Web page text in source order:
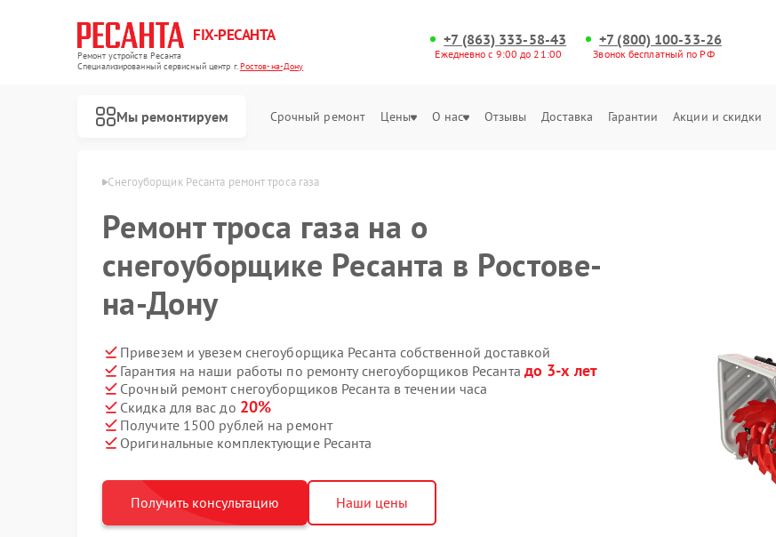
FIX-РЕСАНТА
Ремонт устройств Ресанта
Специализированный cервисный центр г.Ростов-на-Дону
+7 (863) 333-58-43
Ежедневно с 9:00 до 21:00
+7 (800) 100-33-26
Звонок бесплатный по РФ
Мы ремонтируем Срочный ремонт Цены О нас Отзывы Доставка Гарантии Акции и скидки
в Ростове-на-Дону Снегоуборщик Ресанта ремонт троса газа
Ремонт троса газа на о
снегоуборщике Ресанта в Ростове-
на-Дону
Привезем и увезем снегоуборщика Ресанта собственной доставкой
Гарантия на наши работы по ремонту снегоуборщиков Ресанта до 3-х лет
Срочный ремонт снегоуборщиков Ресанта в течении часа
Скидка для вас до 20%
Получите 1500 рублей на ремонт
Оригинальные комплектующие Ресанта
Получить консультацию Наши цены